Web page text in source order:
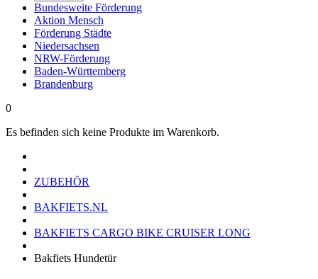
Bundesweite Förderung
Aktion Mensch
Förderung Städte
Niedersachsen
NRW-Förderung
Baden-Württemberg
Brandenburg
0
Es befinden sich keine Produkte im Warenkorb.
ZUBEHÖR
BAKFIETS.NL
BAKFIETS CARGO BIKE CRUISER LONG
Bakfiets Hundetür